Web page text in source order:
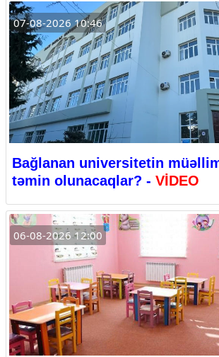
07-08-2026 10:46
Bağlanan universitetin
təmin olunacaqlar? - VİDEO
06-08-2026 12:00